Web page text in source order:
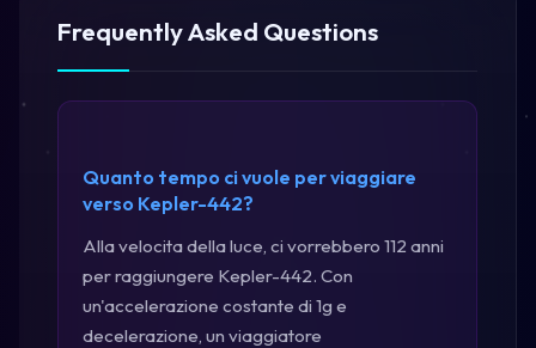
Frequently Asked Questions
Quanto tempo ci vuole per viaggiare
verso Kepler-442?
Alla velocita della luce, ci vorrebbero 112 anni
per raggiungere Kepler-442. Con
un'accelerazione costante di 1g e
decelerazione, un viaggiatore